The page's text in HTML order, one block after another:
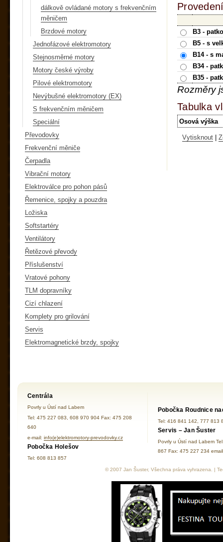
dálkově ovládané motory s frekvenčním
měničem
Brzdové motory
Jednofázové elektromotory
Stejnosměrné motory
Motory české výroby
Pilové elektromotory
Nevýbušné elektromotory (EX)
S frekvenčním měničem
Speciální
Převodovky
Frekvenční měniče
Čerpadla
Vibrační motory
Elektroválce pro pohon pásů
Řemenice, spojky a pouzdra
Ložiska
Softstartéry
Ventilátory
Řetězové převody
Příslušenství
Vratové pohony
TLM dopravníky
Cizí chlazení
Komplety pro grilování
Servis
Elektromagnetické brzdy, spojky
B3 -
B5 - s
B14 - s
B34 -
B35 -
Rozměry
Tabulka
Osová výška
Vytisknout
Centrála
Povrly u Ústí nad Labem
Tel: 475 227 083, 608 970 904 Fax: 475 208
640
e-mail: info(e)elektromotory-prevodovky.cz
Pobočka Holešov
Tel: 608 813 857
Pobočka Roudnice
Tel: 416 841 142, 777 813
Servis – Jan Šuster
Povrly u Ústí nad Labem
867 Fax: 475 227 234
© 2007 Jan Šuster, Všechna práva vyhrazena. |